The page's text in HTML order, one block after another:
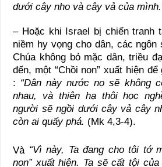
dưới cây nho và cây vả của
– Hoặc khi Israel bị chiến tranh
niềm hy vọng cho dân, các
Chúa không bỏ mặc dân, triều
đến, một “Chồi non” xuất hiện
: “Dân này nước nọ sẽ không
nhau, và thiên hạ thôi học
người sẽ ngồi dưới cây vả cây
còn ai quấy phá. (Mk 4,3-4).
Và “Vì này, Ta đang cho tôi tớ
non” xuất hiện. Ta sẽ cất tội